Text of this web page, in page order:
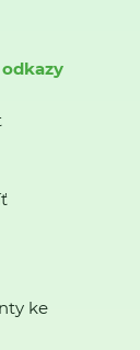
ke